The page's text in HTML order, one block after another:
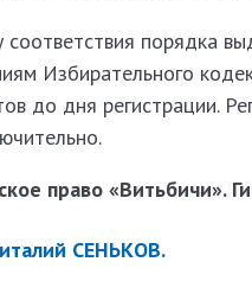
соответствия порядка
Избирательного
до дня регистрации.
право «Витьбичи».
СЕНЬКОВ.